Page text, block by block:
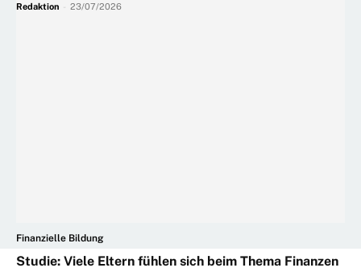
Redaktion 23/07/2026
Finanzielle Bildung
Studie: Viele Eltern fühlen sich beim Thema Finanzen